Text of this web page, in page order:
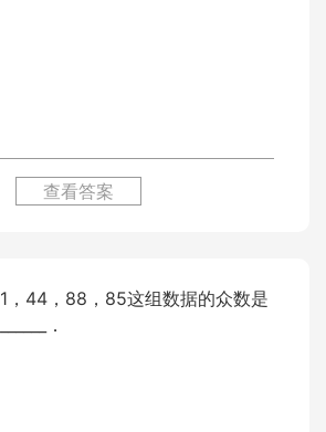
查看答案
，44，88，85这组数据的众数是
．